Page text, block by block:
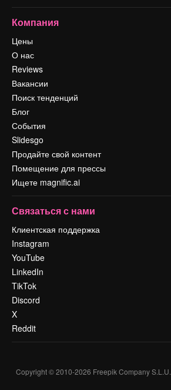
Компания
Цены
О нас
Reviews
Вакансии
Поиск тенденций
Блог
События
Slidesgo
Продайте свой контент
Помещение для прессы
Ищете magnific.ai
Связаться с нами
Клиентская поддержка
Instagram
YouTube
LinkedIn
TikTok
Discord
X
Reddit
Copyright © 2010-2026 Freepik Company S.L.U.